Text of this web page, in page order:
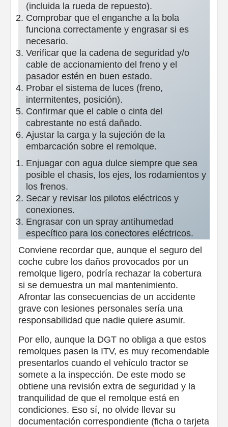
(incluida la rueda de repuesto).
Comprobar que el enganche a la bola
funciona correctamente y engrasar si es
necesario.
Verificar que la cadena de seguridad y/o
cable de accionamiento del freno y el
pasador estén en buen estado.
Probar el sistema de luces (freno,
intermitentes, posición).
Confirmar que el cable o cinta del
cabrestante no está dañado.
Ajustar la carga y la sujeción de la
embarcación sobre el remolque.
Enjuagar con agua dulce siempre que sea
posible el chasis, los ejes, los rodamientos y
los frenos.
Secar y revisar los pilotos eléctricos y
conexiones.
Engrasar con un spray antihumedad
específico para los conectores eléctricos.
Conviene recordar que, aunque el seguro del
coche cubre los daños provocados por un
remolque ligero, podría rechazar la cobertura
si se demuestra un mal mantenimiento.
Afrontar las consecuencias de un accidente
grave con lesiones personales sería una
responsabilidad que nadie quiere asumir.
Por ello, aunque la DGT no obliga a que estos
remolques pasen la ITV, es muy recomendable
presentarlos cuando el vehículo tractor se
somete a la inspección. De este modo se
obtiene una revisión extra de seguridad y la
tranquilidad de que el remolque está en
condiciones. Eso sí, no olvide llevar su
documentación correspondiente (ficha o tarjeta